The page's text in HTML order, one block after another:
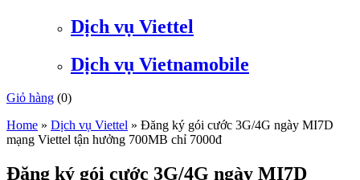
Dịch vụ Viettel
Dịch vụ Vietnamobile
Giỏ hàng (0)
Home » Dịch vụ Viettel » Đăng ký gói cước 3G/4G ngày MI7D
mạng Viettel tận hưởng 700MB chỉ 7000đ
Đăng ký gói cước 3G/4G ngày MI7D